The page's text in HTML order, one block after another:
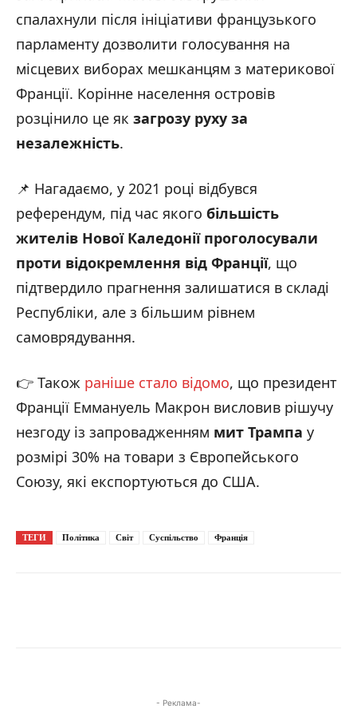
спалахнули після ініціативи французького
парламенту дозволити голосування на
місцевих виборах мешканцям з материкової
Франції. Корінне населення островів
розцінило це як загрозу руху за
незалежність.
📌 Нагадаємо, у 2021 році відбувся
референдум, під час якого більшість
жителів Нової Каледонії проголосували
проти відокремлення від Франції, що
підтвердило прагнення залишатися в складі
Республіки, але з більшим рівнем
самоврядування.
👉 Також раніше стало відомо, що президент
Франції Еммануель Макрон висловив рішучу
незгоду із запровадженням мит Трампа у
розмірі 30% на товари з Європейського
Союзу, які експортуються до США.
ТЕГИ Політика Світ Суспільство Франція
- Реклама-